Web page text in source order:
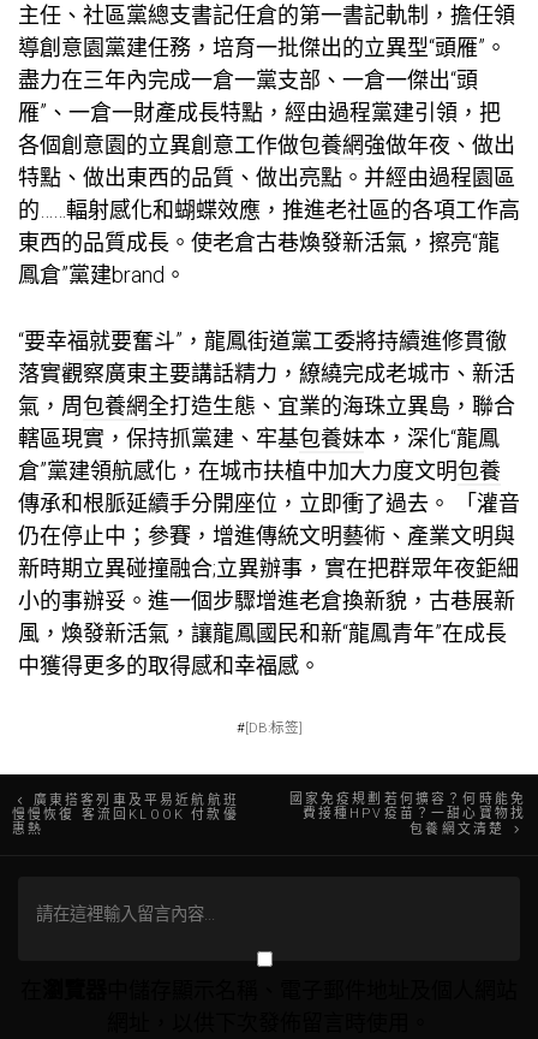
主任、社區黨總支書記任倉的第一書記軌制，擔任領
導創意園黨建任務，培育一批傑出的立異型“頭雁”。
盡力在三年內完成一倉一黨支部、一倉一傑出“頭
雁”、一倉一財產成長特點，經由過程黨建引領，把
各個創意園的立異創意工作做包養網強做年夜、做出
特點、做出東西的品質、做出亮點。并經由過程園區
的……輻射感化和蝴蝶效應，推進老社區的各項工作高
東西的品質成長。使老倉古巷煥發新活氣，擦亮“龍
鳳倉”黨建brand。
“要幸福就要奮斗”，龍鳳街道黨工委將持續進修貫徹
落實觀察廣東主要講話精力，繚繞完成老城市、新活
氣，周包養網全打造生態、宜業的海珠立異島，聯合
轄區現實，保持抓黨建、牢基包養妹本，深化“龍鳳
倉”黨建領航感化，在城市扶植中加大力度文明包養
傳承和根脈延續手分開座位，立即衝了過去。 「灌音
仍在停止中；參賽，增進傳統文明藝術、產業文明與
新時期立異碰撞融合;立異辦事，實在把群眾年夜鉅細
小的事辦妥。進一個步驟增進老倉換新貌，古巷展新
風，煥發新活氣，讓龍鳳國民和新“龍鳳青年”在成長
中獲得更多的取得感和幸福感。
#[DB:标签]
文
章
導
廣東搭客列車及平易近航航班
慢慢恢復 客流回KLOOK 付款優
惠熱
國家免疫規劃若何擴容？何時能免
費接種HPV疫苗？一甜心寶物找
包養網文清楚